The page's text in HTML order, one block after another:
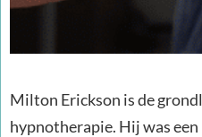
Milton Erickson is de
hypnotherapie. Hij was